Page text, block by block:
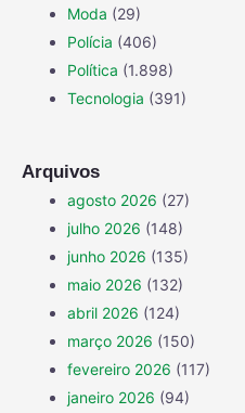
Moda (29)
Polícia (406)
Política (1.898)
Tecnologia (391)
Arquivos
agosto 2026 (27)
julho 2026 (148)
junho 2026 (135)
maio 2026 (132)
abril 2026 (124)
março 2026 (150)
fevereiro 2026 (117)
janeiro 2026 (94)